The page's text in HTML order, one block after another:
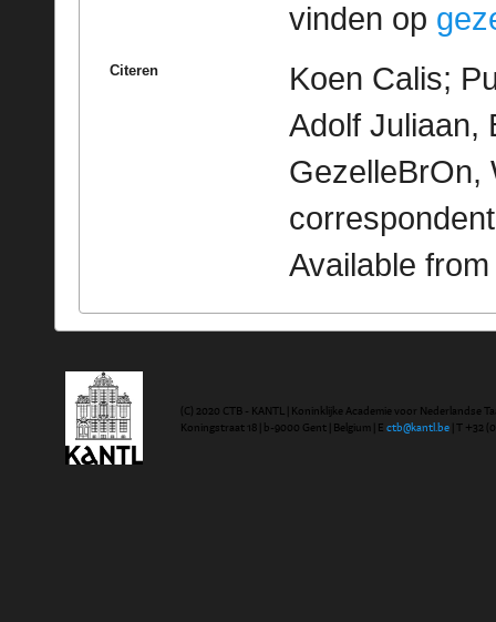
vinden op
Citeren
Koen Calis;
Adolf Juliaan,
GezelleBrOn,
Available
(C) 2020 CTB - KANTL | Koninklijke Academie voor Nederlandse
Koningstraat 18 | b-9000 Gent | Belgium | E ctb@kantl.be | T +32